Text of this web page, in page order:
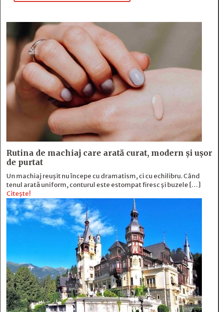
Rutina de machiaj care arată curat, modern și ușor
de purtat
Un machiaj reușit nu începe cu dramatism, ci cu echilibru. Când
tenul arată uniform, conturul este estompat firesc și buzele […]
Citește!